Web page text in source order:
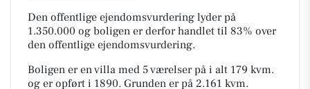
Den offentlige ejendomsvurdering lyder på
1.350.000 og boligen er derfor handlet til 83% over
den offentlige ejendomsvurdering.
Boligen er en villa med 5 værelser på i alt 179 kvm.
og er opført i 1890. Grunden er på 2.161 kvm.